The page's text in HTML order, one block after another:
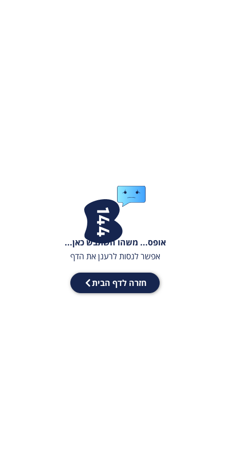
אופס... משהו השתבש כאן...
אפשר לנסות לרענן את הדף
חזרה לדף הבית